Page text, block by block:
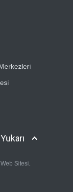
Yukarı
Sitesi.